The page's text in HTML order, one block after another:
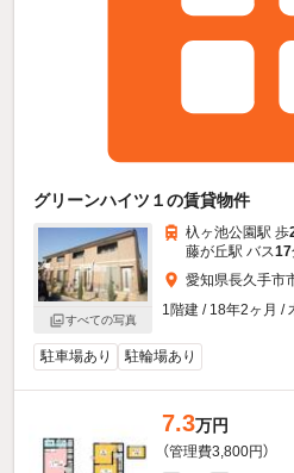
グリーンハイツ１の賃貸物件
すべての写真
杁ヶ池公園駅 歩
藤が丘駅 バス17
愛知県長久手市
1階建 / 18年2ヶ月 /
駐車場あり 駐輪場あり
7.3万円
（管理費3,800円）